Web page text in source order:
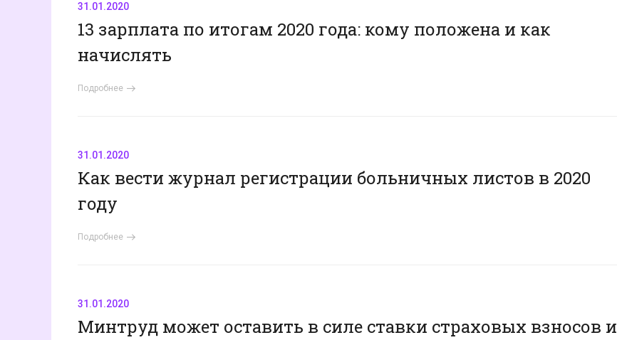
31.01.2020
13 зарплата по итогам 2020 года: кому положена и как
начислять
Подробнее
31.01.2020
Как вести журнал регистрации больничных листов в 2020
году
Подробнее
31.01.2020
Минтруд может оставить в силе ставки страховых взносов и